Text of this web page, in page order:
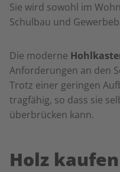
Sie wird sowohl im
Schulbau und
Die moderne
Anforderungen an den
Trotz einer geringen
tragfähig, so dass sie
überbrücken kann.
Holz